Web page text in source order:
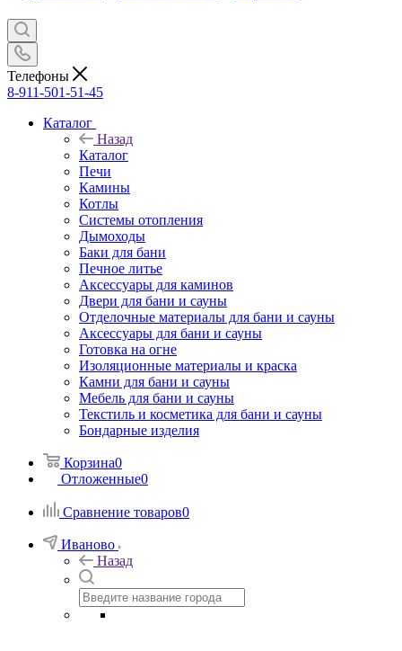
Телефоны
8-911-501-51-45
Каталог
Назад
Каталог
Печи
Камины
Котлы
Системы отопления
Дымоходы
Баки для бани
Печное литье
Аксессуары для каминов
Двери для бани и сауны
Отделочные материалы для бани и сауны
Аксессуары для бани и сауны
Готовка на огне
Изоляционные материалы и краска
Камни для бани и сауны
Мебель для бани и сауны
Текстиль и косметика для бани и сауны
Бондарные изделия
Корзина0
Отложенные0
Сравнение товаров0
Иваново
Назад